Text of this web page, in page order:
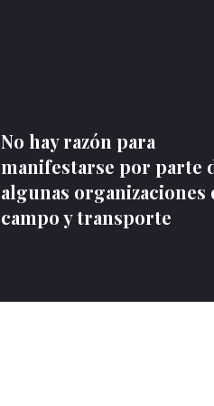
No hay razón para
manifestarse por parte
algunas organizaciones
campo y transporte